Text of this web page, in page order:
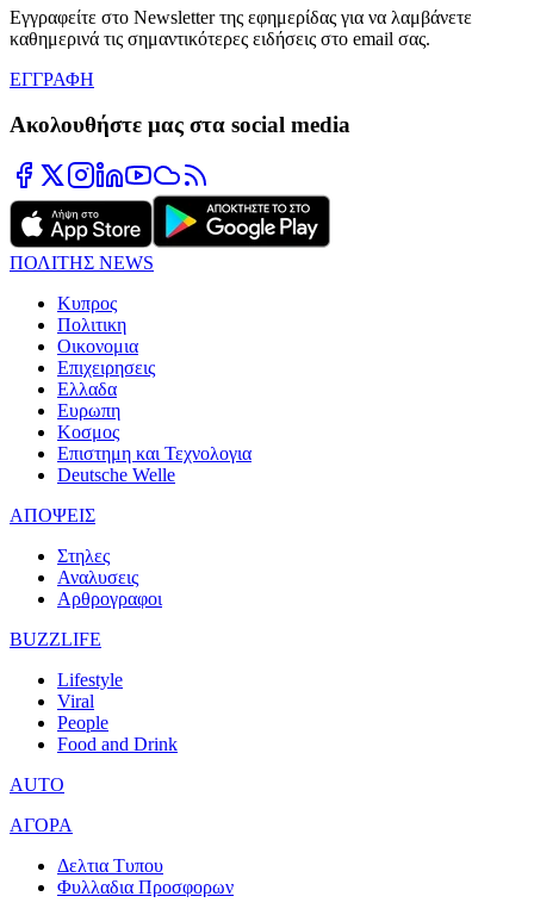
Εγγραφείτε στο Newsletter της εφημερίδας για να λαμβάνετε
καθημερινά τις σημαντικότερες ειδήσεις στο email σας.
ΕΓΓΡΑΦΗ
Ακολουθήστε μας στα social media
ΠΟΛΙΤΗΣ NEWS
Κυπρος
Πολιτικη
Οικονομια
Επιχειρησεις
Ελλαδα
Ευρωπη
Κοσμος
Επιστημη και Τεχνολογια
Deutsche Welle
ΑΠΟΨΕΙΣ
Στηλες
Αναλυσεις
Αρθρογραφοι
BUZZLIFE
Lifestyle
Viral
People
Food and Drink
AUTO
ΑΓΟΡΑ
Δελτια Τυπου
Φυλλαδια Προσφορων